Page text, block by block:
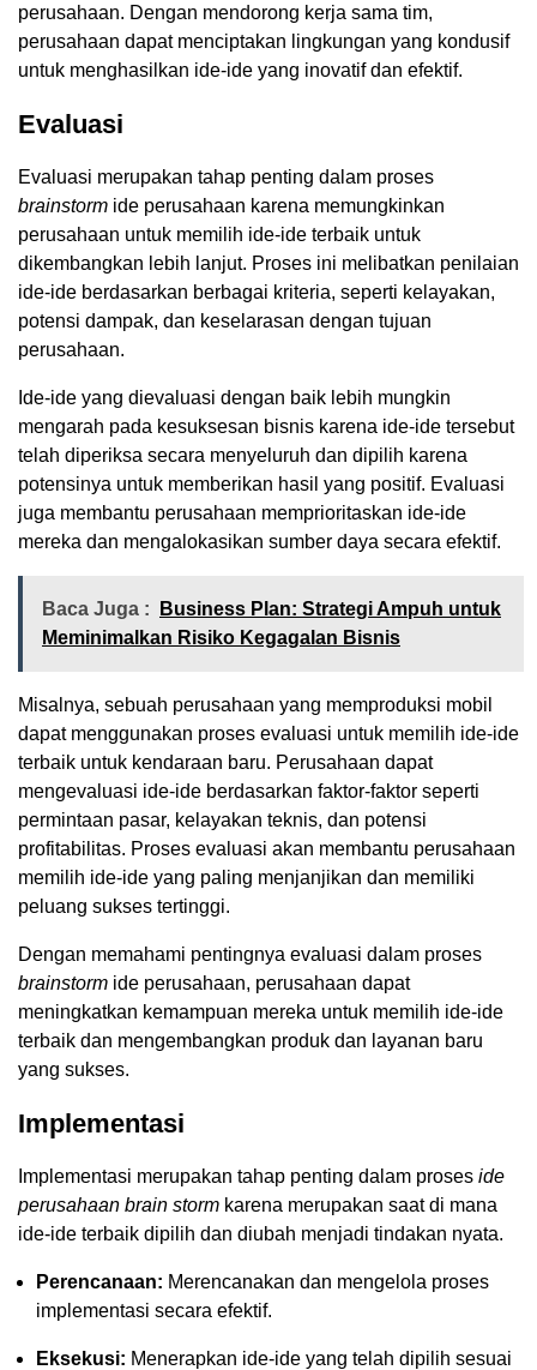
perusahaan. Dengan mendorong kerja sama tim,
perusahaan dapat menciptakan lingkungan yang kondusif
untuk menghasilkan ide-ide yang inovatif dan efektif.
Evaluasi
Evaluasi merupakan tahap penting dalam proses
brainstorm ide perusahaan karena memungkinkan
perusahaan untuk memilih ide-ide terbaik untuk
dikembangkan lebih lanjut. Proses ini melibatkan penilaian
ide-ide berdasarkan berbagai kriteria, seperti kelayakan,
potensi dampak, dan keselarasan dengan tujuan
perusahaan.
Ide-ide yang dievaluasi dengan baik lebih mungkin
mengarah pada kesuksesan bisnis karena ide-ide tersebut
telah diperiksa secara menyeluruh dan dipilih karena
potensinya untuk memberikan hasil yang positif. Evaluasi
juga membantu perusahaan memprioritaskan ide-ide
mereka dan mengalokasikan sumber daya secara efektif.
Baca Juga :
Business Plan: Strategi Ampuh untuk
Meminimalkan Risiko Kegagalan Bisnis
Misalnya, sebuah perusahaan yang memproduksi mobil
dapat menggunakan proses evaluasi untuk memilih ide-ide
terbaik untuk kendaraan baru. Perusahaan dapat
mengevaluasi ide-ide berdasarkan faktor-faktor seperti
permintaan pasar, kelayakan teknis, dan potensi
profitabilitas. Proses evaluasi akan membantu perusahaan
memilih ide-ide yang paling menjanjikan dan memiliki
peluang sukses tertinggi.
Dengan memahami pentingnya evaluasi dalam proses
brainstorm ide perusahaan, perusahaan dapat
meningkatkan kemampuan mereka untuk memilih ide-ide
terbaik dan mengembangkan produk dan layanan baru
yang sukses.
Implementasi
Implementasi merupakan tahap penting dalam proses ide
perusahaan brain storm karena merupakan saat di mana
ide-ide terbaik dipilih dan diubah menjadi tindakan nyata.
Perencanaan: Merencanakan dan mengelola proses
implementasi secara efektif.
Eksekusi: Menerapkan ide-ide yang telah dipilih sesuai